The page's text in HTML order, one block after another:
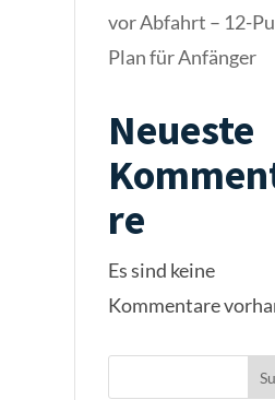
vor Abfahrt – 12-
Plan für Anfänger
Neueste
re
Es sind keine
Kommentare